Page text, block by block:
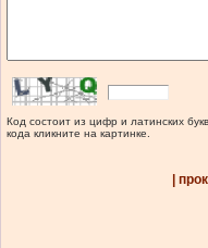
Код состоит из цифр и латинских
кода кликните на картинке.
|